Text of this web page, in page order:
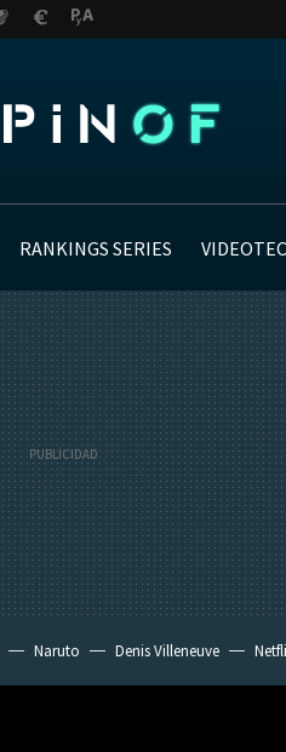
RANKINGS SERIES
Naruto Denis Villeneuve